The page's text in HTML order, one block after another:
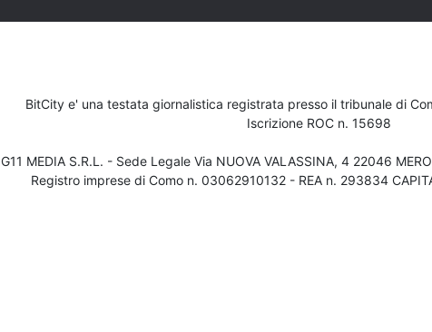
BitCity e' una testata giornalistica registrata presso il tribunale di
Iscrizione ROC n. 15698
G11 MEDIA S.R.L. - Sede Legale Via NUOVA VALASSINA, 4 22046
Registro imprese di Como n. 03062910132 - REA n. 293834